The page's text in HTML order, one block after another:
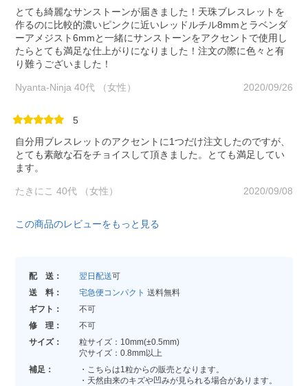
とても綺麗なサンストーンが届きました！天珠ブレスレットを
作るのに比較的濃いピンクに近いレッドルチル8mmとラベンダ
ーアメジスト6mmと一緒にサンストーンをアクセントで使用し
たらとても満足な仕上がりになりました！注文の際に色々と有
り難うございました！
Nyanta-Ninja 40代 （女性） 2020/09/26
5
自分用ブレスレットのアクセントに1つだけ注文したのですが、
とても素敵な石をチョイスして頂きました。とても満足してい
ます。
たきにこ 40代 （女性） 2020/09/08
この商品のレビューをもっと見る
配 送： 翌日配送可
送 料：
宅急便コンパクト 送料無料
ギフト：
不可
修 理：
不可
サイズ：
粒サイズ：10mm(±0.5mm)
穴サイズ：0.8mm以上
補足：
・こちらは1粒からの販売となります。
・天然由来のキズや凹みが見られる場合があります。